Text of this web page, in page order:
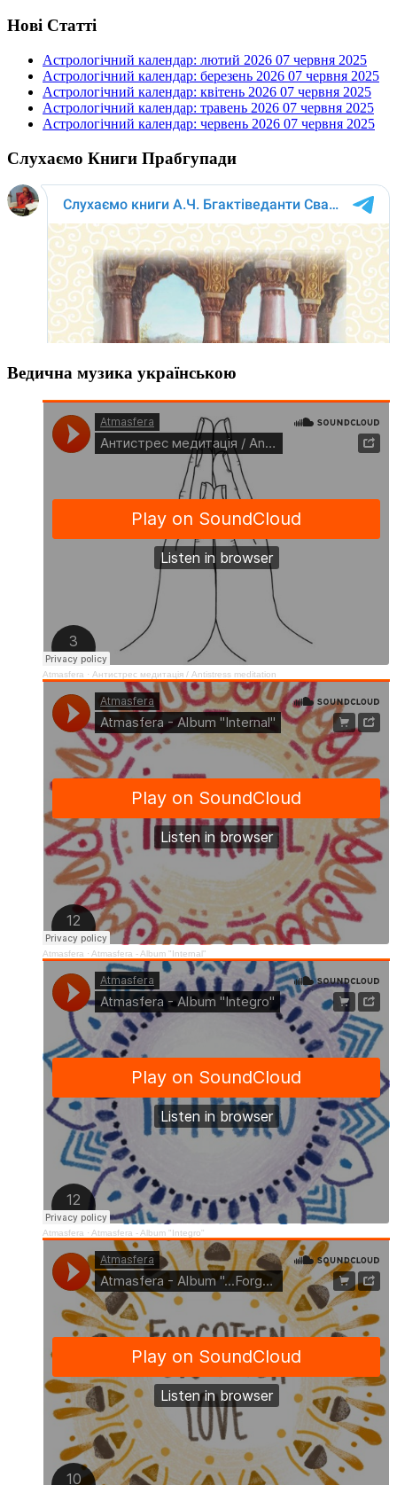
Нові Статті
Астрологічний календар: лютий 2026 07 червня 2025
Астрологічний календар: березень 2026 07 червня 2025
Астрологічний календар: квітень 2026 07 червня 2025
Астрологічний календар: травень 2026 07 червня 2025
Астрологічний календар: червень 2026 07 червня 2025
Слухаємо Книги Прабгупади
Ведична музика українською
Atmasfera · Антистрес медитація / Аntistress meditation
Atmasfera · Atmasfera - Album "Internal"
Atmasfera · Atmasfera - Album "Integro"